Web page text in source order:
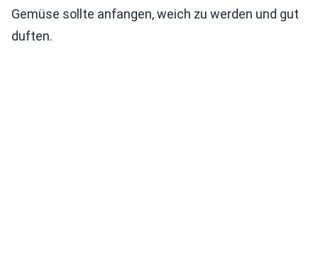
Gemüse sollte anfangen, weich zu werden und gut
duften.